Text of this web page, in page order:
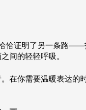
恰证明了另一条路
间的轻轻呼吸。
在你需要温暖表达的